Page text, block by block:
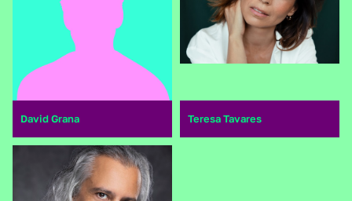
David Grana Teresa Tavares